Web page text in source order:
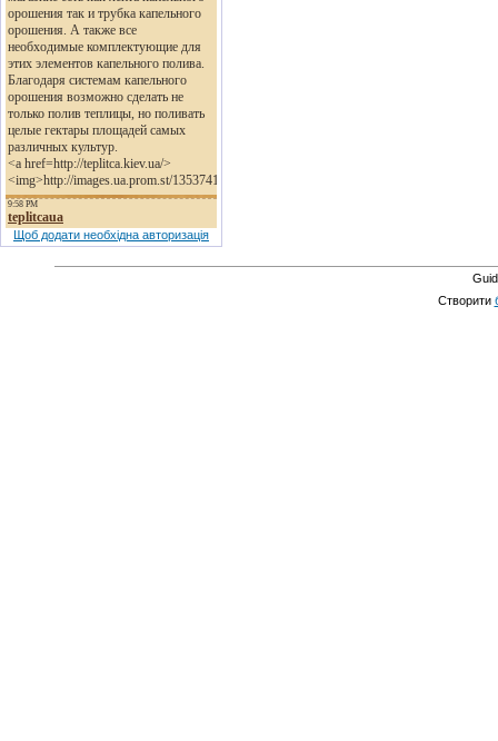
Щоб додати необхідна авторизація
Створити